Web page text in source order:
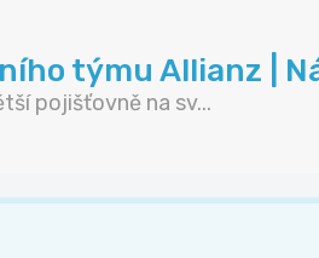
týmu Allianz |
pojišťovně na sv...